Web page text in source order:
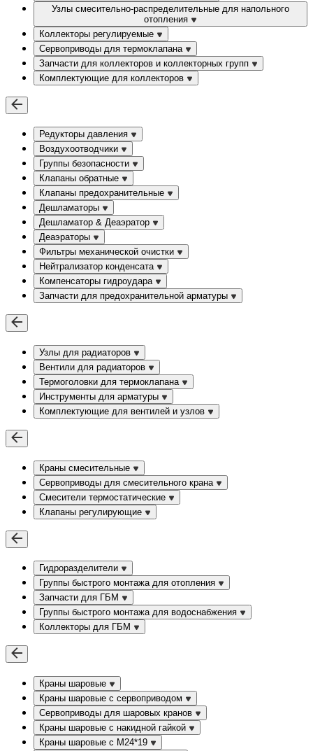
Узлы смесительно-распределительные для напольного
отопления
Коллекторы регулируемые
Сервоприводы для термоклапана
Запчасти для коллекторов и коллекторных групп
Комплектующие для коллекторов
Редукторы давления
Воздухоотводчики
Группы безопасности
Клапаны обратные
Клапаны предохранительные
Дешламаторы
Дешламатор & Деаэратор
Деаэраторы
Фильтры механической очистки
Нейтрализатор конденсата
Компенсаторы гидроудара
Запчасти для предохранительной арматуры
Узлы для радиаторов
Вентили для радиаторов
Термоголовки для термоклапана
Инструменты для арматуры
Комплектующие для вентилей и узлов
Краны смесительные
Сервоприводы для смесительного крана
Смесители термостатические
Клапаны регулирующие
Гидроразделители
Группы быстрого монтажа для отопления
Запчасти для ГБМ
Группы быстрого монтажа для водоснабжения
Коллекторы для ГБМ
Краны шаровые
Краны шаровые с сервоприводом
Сервоприводы для шаровых кранов
Краны шаровые с накидной гайкой
Краны шаровые с М24*19